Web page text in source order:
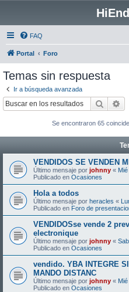
FAQ
Portal Foro
Temas sin respuesta
Ir a búsqueda avanzada
Buscar
Se encontraron 65
VENDIDOS SE VENDEN
Último mensaje por johnny «
Publicado en Ocasiones
Hola a todos
Último mensaje por heracles «
Publicado en Foro de
VENDIDOSse vende 2
electronique
Último mensaje por johnny «
Publicado en Ocasiones
vendido. YBA INTEGRE
MANDO DISTANC
Último mensaje por johnny «
Publicado en Ocasiones